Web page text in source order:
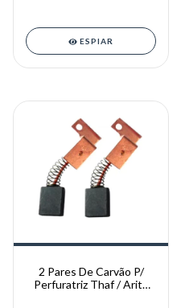
ESPIAR
2 Pares De Carvão P/
Perfuratriz Thaf / Arita